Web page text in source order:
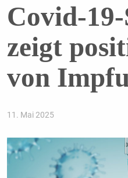
Covid-
zeigt
von
11. Mai 2025